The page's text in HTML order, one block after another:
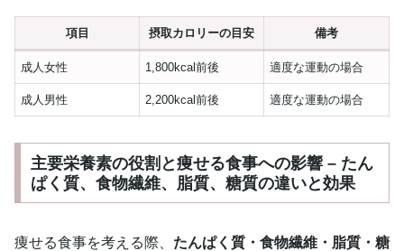
項目 摂取カロリーの目安 備考
成人女性 1,800kcal前後 適度な運動の場合
成人男性 2,200kcal前後 適度な運動の場合
主要栄養素の役割と痩せる食事への影響 – たん
ぱく質、食物繊維、脂質、糖質の違いと効果
痩せる食事を考える際、 たんぱく質・食物繊維・脂質・糖